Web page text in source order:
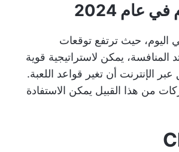
عام 2024
اليوم، حيث ترتفع توقعات
المنافسة، يمكن لاستراتيجية قوية
الإنترنت أن تغير قواعد اللعبة.
من هذا القبيل يمكن الاستفادة